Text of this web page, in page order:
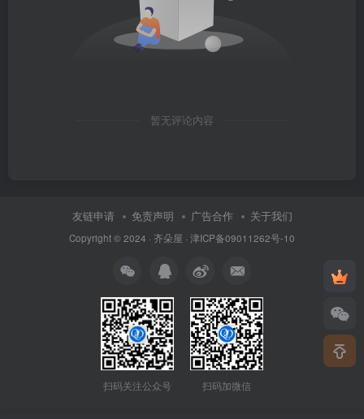
暂无评论内容
友链申请 免责声明 广告合作 关于我们
Copyright © 2024 · 齐朵屋 · 津ICP备09011262号-10
扫码关注公众号 扫码加微信